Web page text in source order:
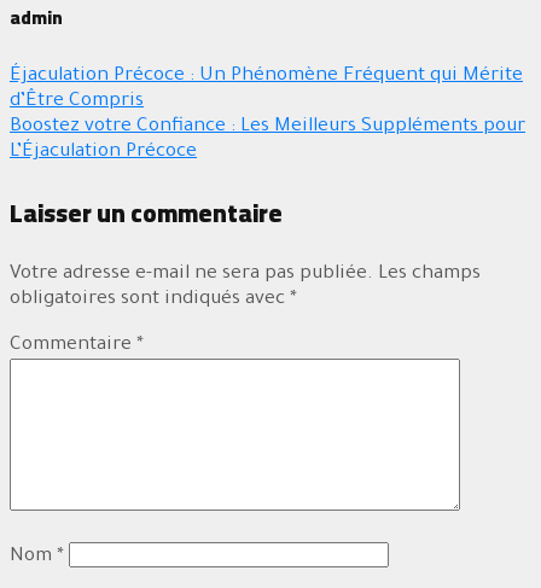
admin
Éjaculation Précoce : Un Phénomène Fréquent qui Mérite
d’Être Compris
Boostez votre Confiance : Les Meilleurs Suppléments pour
L’Éjaculation Précoce
Laisser un commentaire
Votre adresse e-mail ne sera pas publiée. Les champs
obligatoires sont indiqués avec *
Commentaire *
Nom *